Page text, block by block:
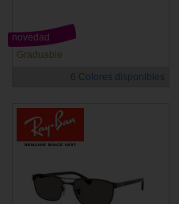
Graduable
novedad
6 Colores disponibles